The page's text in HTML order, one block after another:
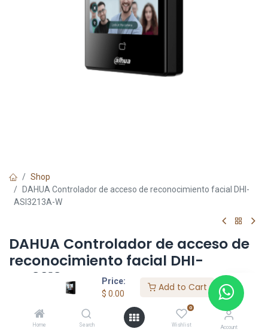
Price:
$ 0.00
Add to Cart
Home Search
0
Wishlist Account
Shop
DAHUA Controlador de acceso de reconocimiento facial DHI-
ASI3213A-W
DAHUA Controlador de acceso de
reconocimiento facial DHI-
ASI3213A-W